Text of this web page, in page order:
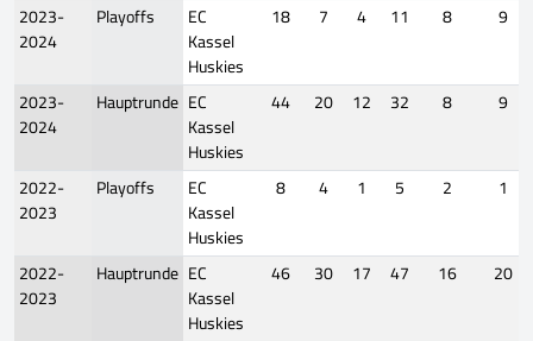
2023-
2024
Playoffs
EC
Kassel
Huskies
18 7 4 11 8 9
2023-
2024
Hauptrunde EC
Kassel
Huskies
44 20 12 32 8 9
2022-
2023
Playoffs
EC
Kassel
Huskies
8 4 1 5 2 1
2022-
2023
Hauptrunde EC
Kassel
Huskies
46 30 17 47 16 20